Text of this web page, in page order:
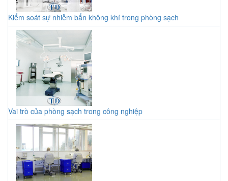
Kiểm soát sự nhiễm bẩn không khí trong phòng sạch
Vai trò của phòng sạch trong công nghiệp